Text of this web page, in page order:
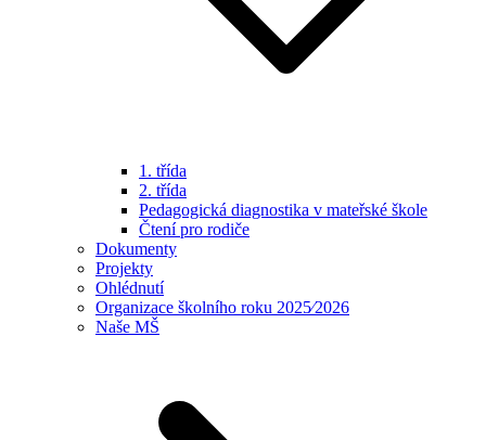
1. třída
2. třída
Pedagogická diagnostika v mateřské škole
Čtení pro rodiče
Dokumenty
Projekty
Ohlédnutí
Organizace školního roku 2025⁄2026
Naše MŠ